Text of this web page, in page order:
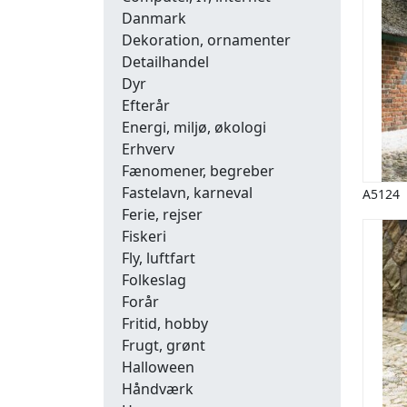
Danmark
Dekoration, ornamenter
Detailhandel
Dyr
Efterår
Energi, miljø, økologi
Erhverv
Fænomener, begreber
Fastelavn, karneval
Ferie, rejser
Fiskeri
Fly, luftfart
Folkeslag
Forår
Fritid, hobby
Frugt, grønt
Halloween
Håndværk
A5124